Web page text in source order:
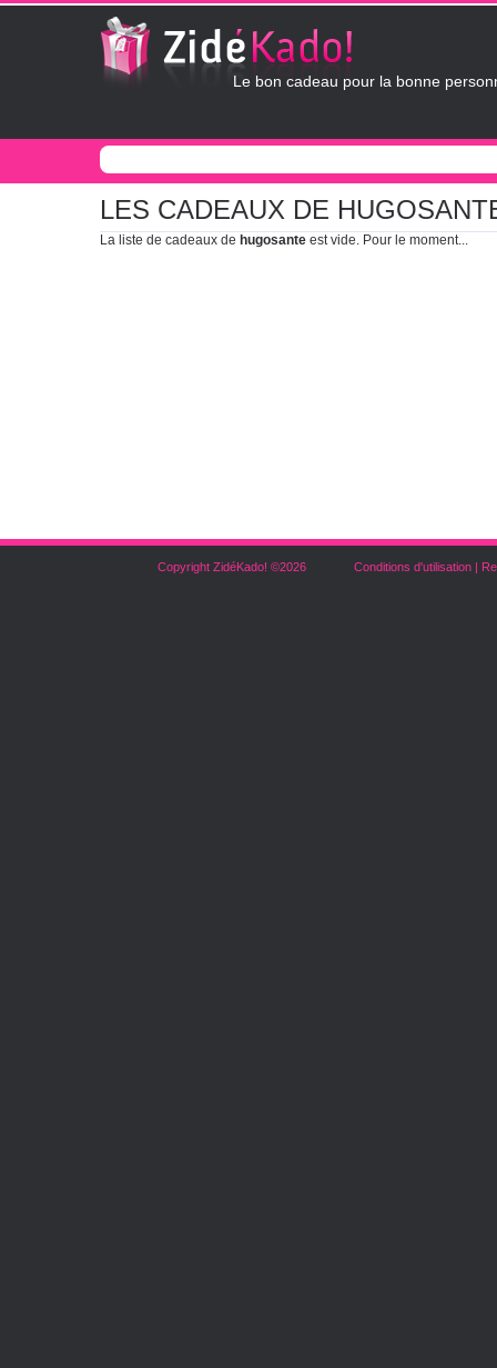
Le bon cadeau pour la bonne
LES CADEAUX DE
La liste de cadeaux de hugosante est vide. Pour le moment...
Copyright ZidéKado! ©2026 Conditions d'utilisation |